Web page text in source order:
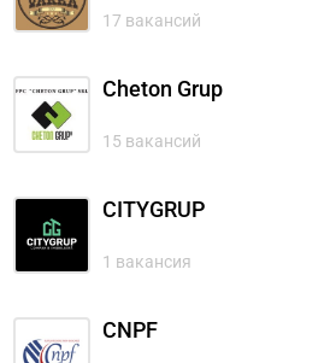
17 вакансий
Cheton Grup
15 вакансий
CITYGRUP
1 вакансия
CNPF